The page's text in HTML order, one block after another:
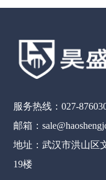
服务热线：027-
邮箱：
地址：武汉市洪山区
19楼